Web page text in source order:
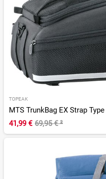
TOPEAK
MTS TrunkBag EX Strap
41,99 € 69,95 €²